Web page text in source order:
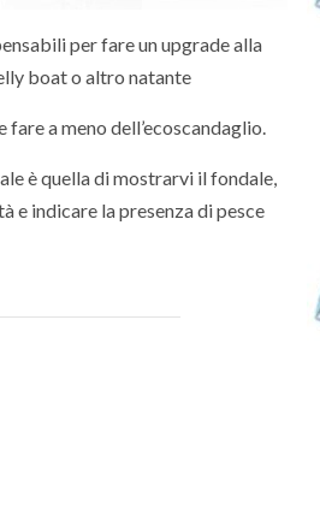
per fare un upgrade alla
boat o altro natante
a meno dell’ecoscandaglio.
è quella di mostrarvi il fondale,
e indicare la presenza di pesce